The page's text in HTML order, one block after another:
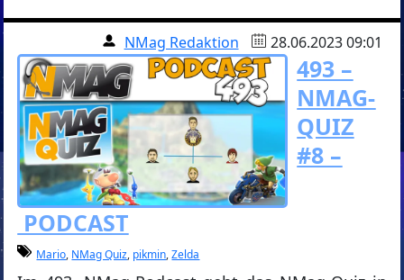
NMag Redaktion 28.06.2023 09:01
493 –
NMAG-
QUIZ
#8 –
PODCAST
Mario, NMag Quiz, pikmin,Zelda